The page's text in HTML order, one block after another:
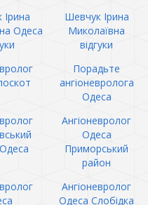
Одеса
Шевчук Ірина
Миколаївна
відгуки
Порадьте
ангіоневролога
Одеса
Ангіоневролог
Одеса
Приморський
район
Ангіоневролог
Одеса Слобідка